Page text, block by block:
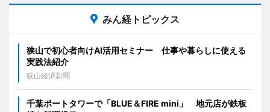
みん経トピックス
狭山で初心者向けAI活用セミナー 仕事や暮らしに使える
実践法紹介
狭山経済新聞
千葉ポートタワーで「BLUE＆FIRE mini」 地元店が鉄板